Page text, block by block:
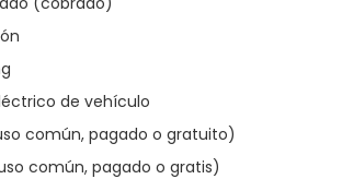
de vehículo
común, pagado o gratuito)
común, pagado o gratis)